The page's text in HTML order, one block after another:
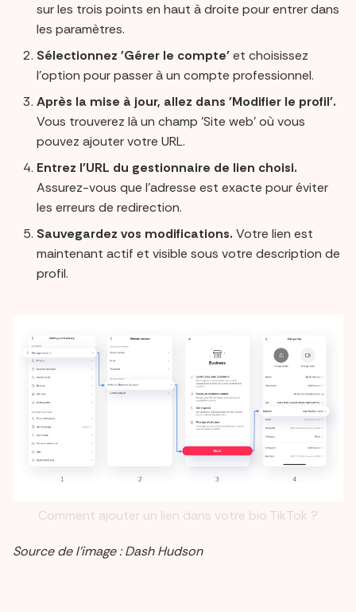
sur les trois points en haut à droite pour entrer dans
les paramètres.
Sélectionnez 'Gérer le compte'et choisissez
l'option pour passer à un compte professionnel.
Après la mise à jour, allez dans 'Modifier le profil'.
Vous trouverez là un champ 'Site web' où vous
pouvez ajouter votre URL.
Entrez l'URL du gestionnaire de lien choisi.
Assurez-vous que l'adresse est exacte pour éviter
les erreurs de redirection.
Sauvegardez vos modifications. Votre lien est
maintenant actif et visible sous votre description de
profil.
Comment ajouter un lien dans votre bio TikTok ?
Source de l’image : Dash Hudson